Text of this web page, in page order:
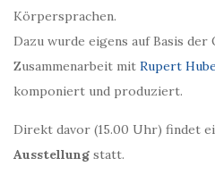
Körpersprachen.
Dazu wurde eigens auf Basis der
Zusammenarbeit mit Rupert
komponiert und produziert.
Direkt davor (15.00 Uhr) findet
Ausstellung statt.